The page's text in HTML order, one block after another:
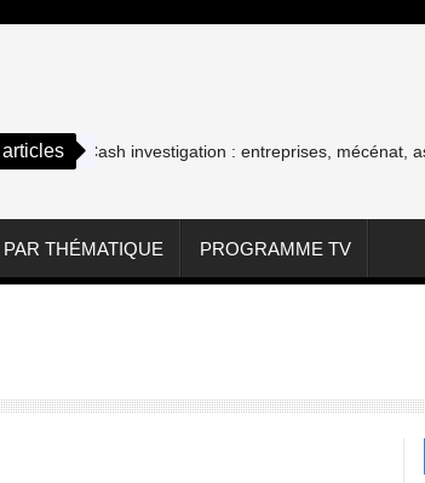
Cash investigation : entreprises, mécénat,
THÉMATIQUE PROGRAMME TV